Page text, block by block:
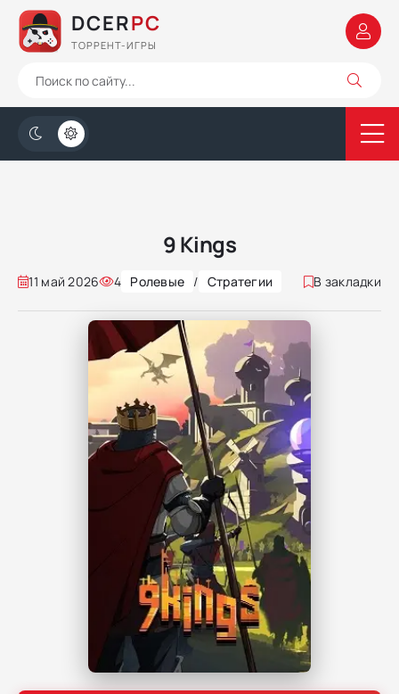
DCERPC
ТОРРЕНТ-ИГРЫ
9 Kings
11 май 2026 4 Ролевые / Стратегии В закладки